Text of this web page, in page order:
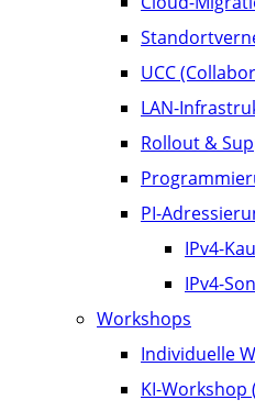
UCC
LAN-
Rollout &
PI-
IPv4-
IPv4-
Workshops
Individuelle
KI-Workshop